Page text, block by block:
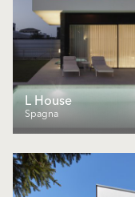
L House
Spagna